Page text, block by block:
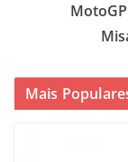
Mais